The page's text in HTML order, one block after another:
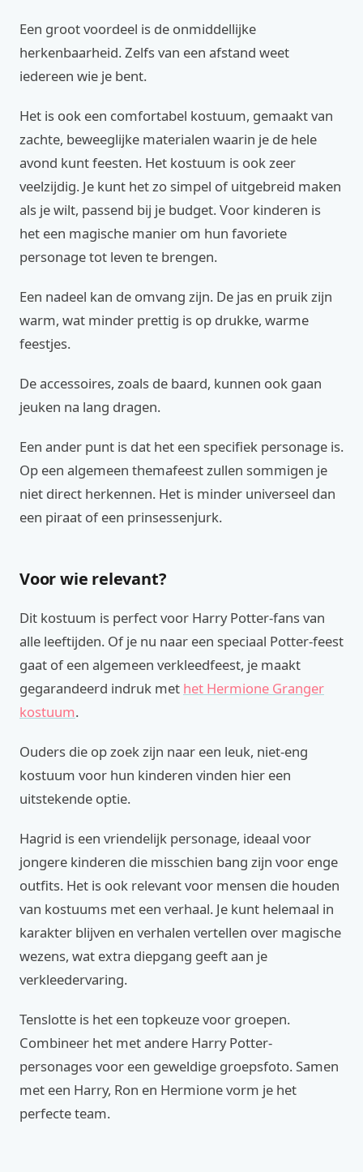
Een groot voordeel is de onmiddellijke
herkenbaarheid. Zelfs van een afstand weet
iedereen wie je bent.
Het is ook een comfortabel kostuum, gemaakt van
zachte, beweeglijke materialen waarin je de hele
avond kunt feesten. Het kostuum is ook zeer
veelzijdig. Je kunt het zo simpel of uitgebreid maken
als je wilt, passend bij je budget. Voor kinderen is
het een magische manier om hun favoriete
personage tot leven te brengen.
Een nadeel kan de omvang zijn. De jas en pruik zijn
warm, wat minder prettig is op drukke, warme
feestjes.
De accessoires, zoals de baard, kunnen ook gaan
jeuken na lang dragen.
Een ander punt is dat het een specifiek personage is.
Op een algemeen themafeest zullen sommigen je
niet direct herkennen. Het is minder universeel dan
een piraat of een prinsessenjurk.
Voor wie relevant?
Dit kostuum is perfect voor Harry Potter-fans van
alle leeftijden. Of je nu naar een speciaal Potter-feest
gaat of een algemeen verkleedfeest, je maakt
gegarandeerd indruk met het Hermione Granger
kostuum.
Ouders die op zoek zijn naar een leuk, niet-eng
kostuum voor hun kinderen vinden hier een
uitstekende optie.
Hagrid is een vriendelijk personage, ideaal voor
jongere kinderen die misschien bang zijn voor enge
outfits. Het is ook relevant voor mensen die houden
van kostuums met een verhaal. Je kunt helemaal in
karakter blijven en verhalen vertellen over magische
wezens, wat extra diepgang geeft aan je
verkleedervaring.
Tenslotte is het een topkeuze voor groepen.
Combineer het met andere Harry Potter-
personages voor een geweldige groepsfoto. Samen
met een Harry, Ron en Hermione vorm je het
perfecte team.